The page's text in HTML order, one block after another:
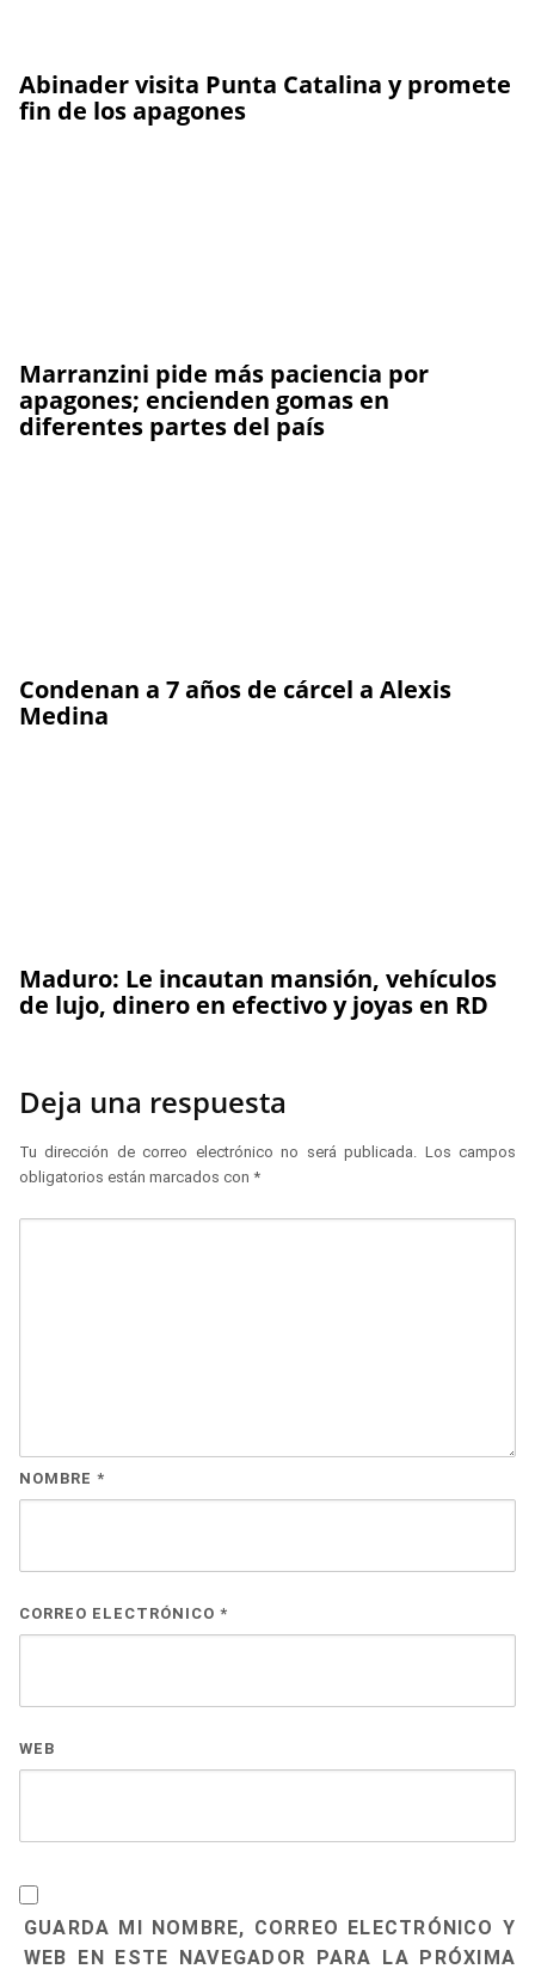
Abinader visita Punta Catalina y promete
fin de los apagones
Marranzini pide más paciencia por
apagones; encienden gomas en
diferentes partes del país
Condenan a 7 años de cárcel a Alexis
Medina
Maduro: Le incautan mansión, vehículos
de lujo, dinero en efectivo y joyas en RD
Deja una respuesta
Tu dirección de correo electrónico no será publicada. Los campos
obligatorios están marcados con *
NOMBRE *
CORREO ELECTRÓNICO *
WEB
GUARDA MI NOMBRE, CORREO ELECTRÓNICO Y
WEB EN ESTE NAVEGADOR PARA LA PRÓXIMA